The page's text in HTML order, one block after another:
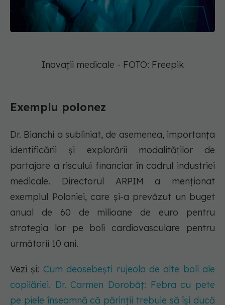
Inovații medicale - FOTO: Freepik
Exemplu polonez
Dr. Bianchi a subliniat, de asemenea, importanța
identificării și explorării modalităților de
partajare a riscului financiar în cadrul industriei
medicale. Directorul ARPIM a menționat
exemplul Poloniei, care și-a prevăzut un buget
anual de 60 de milioane de euro pentru
strategia lor pe boli cardiovasculare pentru
următorii 10 ani.
Vezi și: Cum deosebești rujeola de alte boli ale
copilăriei. Dr. Carmen Dorobăț: Febra cu pete
pe piele înseamnă că părinții trebuie să își ducă